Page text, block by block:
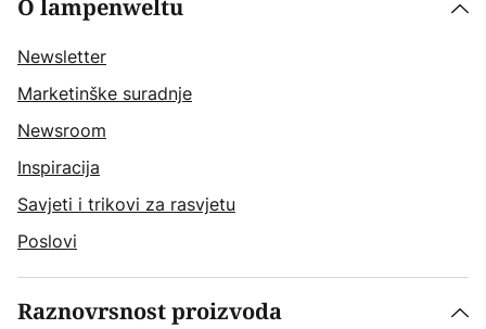
O lampenweltu
Newsletter
Marketinške suradnje
Newsroom
Inspiracija
Savjeti i trikovi za rasvjetu
Poslovi
Raznovrsnost proizvoda